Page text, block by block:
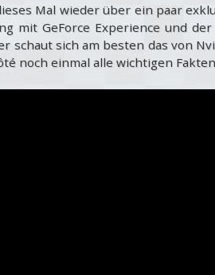
Mal wieder über ein paar
mit GeForce Experience und
schaut sich am besten das von
noch einmal alle wichtigen